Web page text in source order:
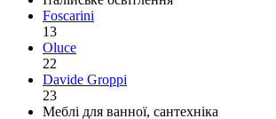
Foscarini
13
Oluce
22
Davide Groppi
23
Меблі для ванної, сантехніка